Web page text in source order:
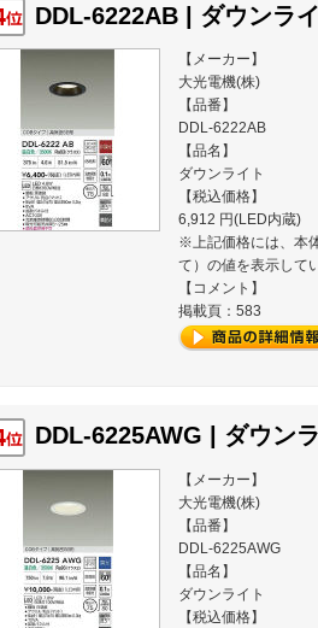
DDL-6222AB | ダウンラ
【メーカー】
大光電機(株)
【品番】
DDL-6222AB
【品名】
ダウンライト
【税込価格】
6,912 円(LED内蔵)
※上記価格には、本
て）の値を表示して
【コメント】
掲載頁：583
DDL-6225AWG | ダウン
【メーカー】
大光電機(株)
【品番】
DDL-6225AWG
【品名】
ダウンライト
【税込価格】